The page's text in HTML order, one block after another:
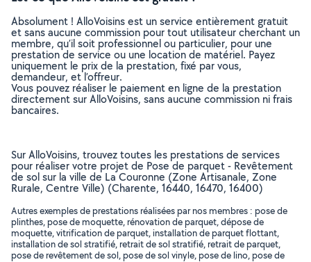
Absolument ! AlloVoisins est un service entièrement gratuit
et sans aucune commission pour tout utilisateur cherchant un
membre, qu’il soit professionnel ou particulier, pour une
prestation de service ou une location de matériel. Payez
uniquement le prix de la prestation, fixé par vous,
demandeur, et l’offreur.
Vous pouvez réaliser le paiement en ligne de la prestation
directement sur AlloVoisins, sans aucune commission ni frais
bancaires.
Sur AlloVoisins, trouvez toutes les prestations de services
pour réaliser votre projet de Pose de parquet - Revêtement
de sol sur la ville de La Couronne (Zone Artisanale, Zone
Rurale, Centre Ville) (Charente, 16440, 16470, 16400)
Autres exemples de prestations réalisées par nos membres : pose de
plinthes, pose de moquette, rénovation de parquet, dépose de
moquette, vitrification de parquet, installation de parquet flottant,
installation de sol stratifié, retrait de sol stratifié, retrait de parquet,
pose de revêtement de sol, pose de sol vinyle, pose de lino, pose de